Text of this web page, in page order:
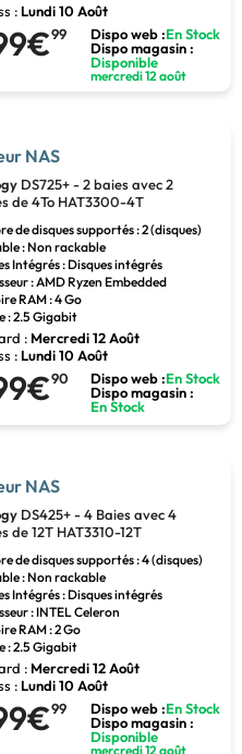
: Lundi 10 Août
99 Dispo web :En Stock
Dispo magasin :
Disponible
mercredi 12 août
NAS
DS725+ - 2 baies avec 2
de 4To HAT3300-4T
de disques supportés : 2 (disques)
: Non rackable
Intégrés : Disques intégrés
: AMD Ryzen Embedded
RAM : 4 Go
: 2.5 Gigabit
: Mercredi 12 Août
: Lundi 10 Août
90 Dispo web :En Stock
Dispo magasin :
En Stock
NAS
DS425+ - 4 Baies avec 4
de 12T HAT3310-12T
de disques supportés : 4 (disques)
: Non rackable
Intégrés : Disques intégrés
: INTEL Celeron
RAM : 2 Go
: 2.5 Gigabit
: Mercredi 12 Août
: Lundi 10 Août
99 Dispo web :En Stock
Dispo magasin :
Disponible
mercredi 12 août